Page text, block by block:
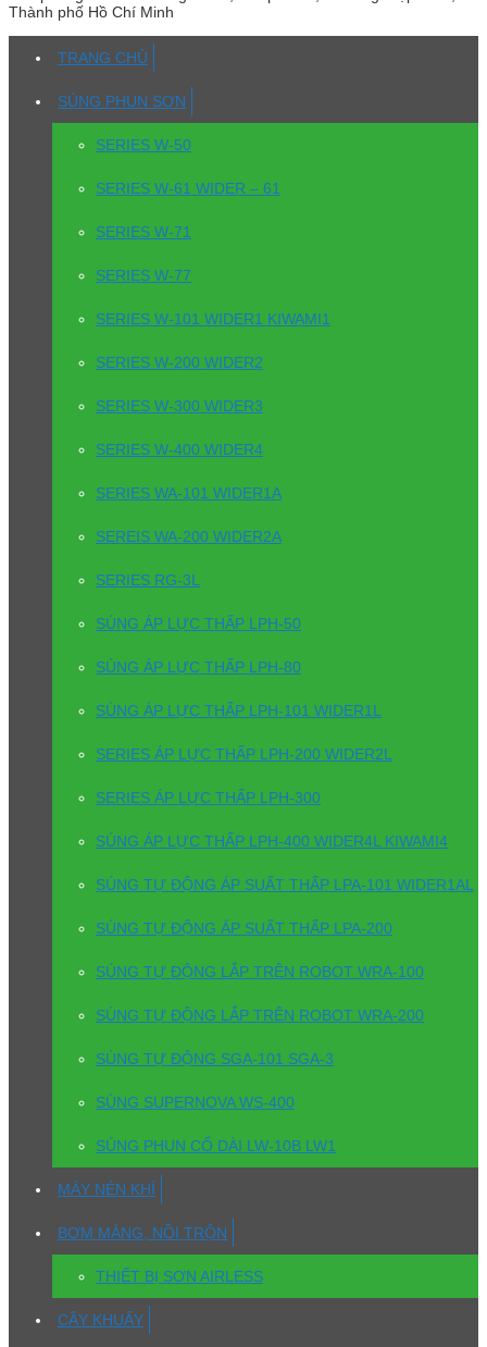
Thành phố Hồ Chí Minh
TRANG CHỦ
SÚNG PHUN SƠN
SERIES W-50
SERIES W-61 WIDER – 61
SERIES W-71
SERIES W-77
SERIES W-101 WIDER1 KIWAMI1
SERIES W-200 WIDER2
SERIES W-300 WIDER3
SERIES W-400 WIDER4
SERIES WA-101 WIDER1A
SEREIS WA-200 WIDER2A
SERIES RG-3L
SÚNG ÁP LỰC THẤP LPH-50
SÚNG ÁP LỰC THẤP LPH-80
SÚNG ÁP LỰC THẤP LPH-101 WIDER1L
SERIES ÁP LỰC THẤP LPH-200 WIDER2L
SERIES ÁP LỰC THẤP LPH-300
SÚNG ÁP LỰC THẤP LPH-400 WIDER4L KIWAMI4
SÚNG TỰ ĐỘNG ÁP SUẤT THẤP LPA-101 WIDER1AL
SÚNG TỰ ĐỘNG ÁP SUẤT THẤP LPA-200
SÚNG TỰ ĐỘNG LẮP TRÊN ROBOT WRA-100
SÚNG TỰ ĐỘNG LẮP TRÊN ROBOT WRA-200
SÚNG TỰ ĐỘNG SGA-101 SGA-3
SÚNG SUPERNOVA WS-400
SÚNG PHUN CỔ DÀI LW-10B LW1
MÁY NÉN KHÍ
BƠM MÀNG, NỒI TRỘN
THIẾT BỊ SƠN AIRLESS
CÂY KHUẤY